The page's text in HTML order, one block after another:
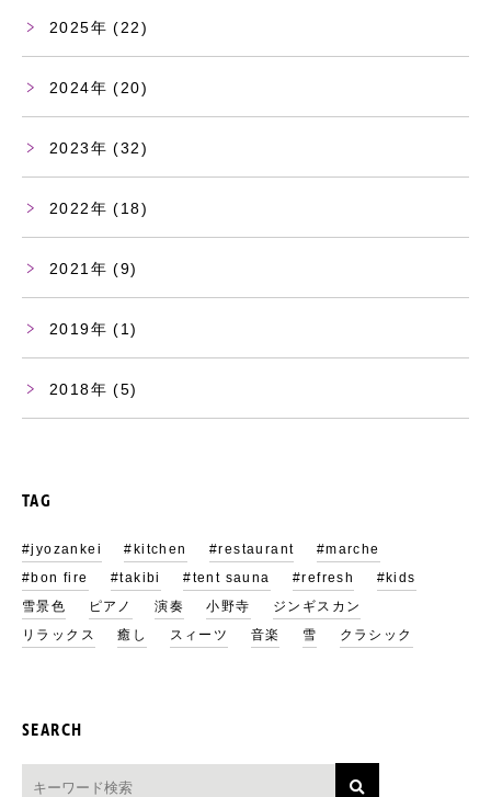
2025 (22)
2024 (20)
2023 (32)
2022 (18)
2021 (9)
2019 (1)
2018 (5)
TAG
#jyozankei #kitchen #restaurant
#marche
#bon fire
#takibi #tent sauna #refresh
#kids
雪景色
ピアノ 演奏 小野寺
ジンギスカン
リラックス
癒し スィーツ 音楽 雪 クラシック
SEARCH